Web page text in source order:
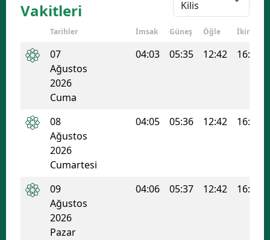
Burdur
Çorum
Edirne
Vakitleri
Tarihler İmsak Güneş Öğle İkindi
07
Ağustos
2026
Cuma
04:03 05:35 12:42 16:29
08
Ağustos
2026
Cumartesi
04:05 05:36 12:42 16:29
09
Ağustos
2026
Pazar
04:06 05:37 12:42 16:28